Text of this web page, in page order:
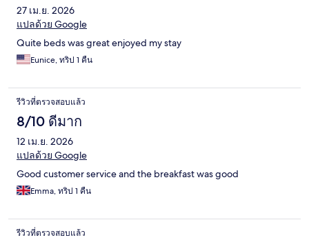
27 เม.ย. 2026
แปลด้วย Google
Quite beds was great enjoyed my stay
Eunice, ทริป 1 คืน
รีวิวที่ตรวจสอบแล้ว
8/10 ดีมาก
12 เม.ย. 2026
แปลด้วย Google
Good customer service and the breakfast was good
Emma, ทริป 1 คืน
รีวิวที่ตรวจสอบแล้ว